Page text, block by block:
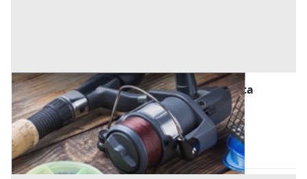
Macchinari per l'agricoltura, Foreste e Pesca
all'asta a Pistoia
Pistoia (Pistoia)
Codice asta:2c4cb768
25/09/2026